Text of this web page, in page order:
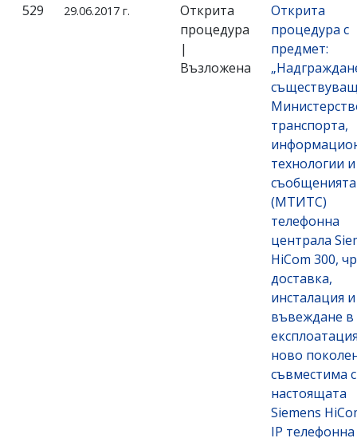
529 29.06.2017 г.
Открита
процедура
|
Възложена
Открита
процедура с
предмет:
транспорта,
технологии и
съобщенията
(МТИТС)
телефонна
централа
HiCom 300,
доставка,
инсталация и
въвеждане в
ново
съвместима с
настоящата
Siemens
IP телефонна